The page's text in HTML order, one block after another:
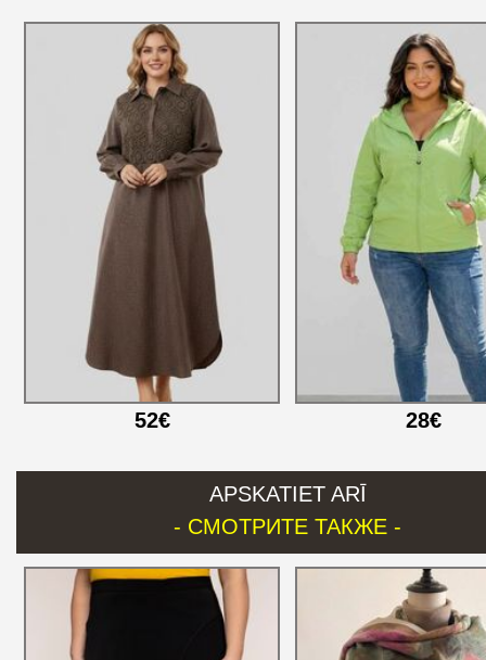
52€ 28€
APSKATIET ARĪ
- СМОТРИТЕ ТАКЖЕ -